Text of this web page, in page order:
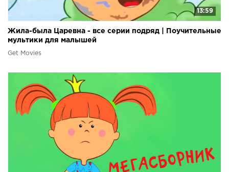
13:59
Жила-была Царевна - все серии подряд | Поучительные
мультики для малышей
Get Movies